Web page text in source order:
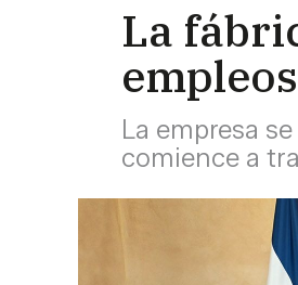
La
empleos
La empresa
comience a